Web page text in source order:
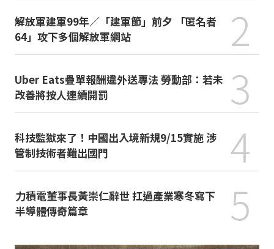
解放軍建軍99年／「建軍節」前夕 「匿名者
64」攻下多個解放軍網站
2
Uber Eats疊單報酬違外送專法 勞動部：若未
改善將按人連續開罰
3
科技監獄來了！中國出入境新規9/15實施 涉
管制技術者難出國門
4
力積電董事長黃崇仁辭世 扛過產業寒冬寫下
半導體傳奇篇章
5